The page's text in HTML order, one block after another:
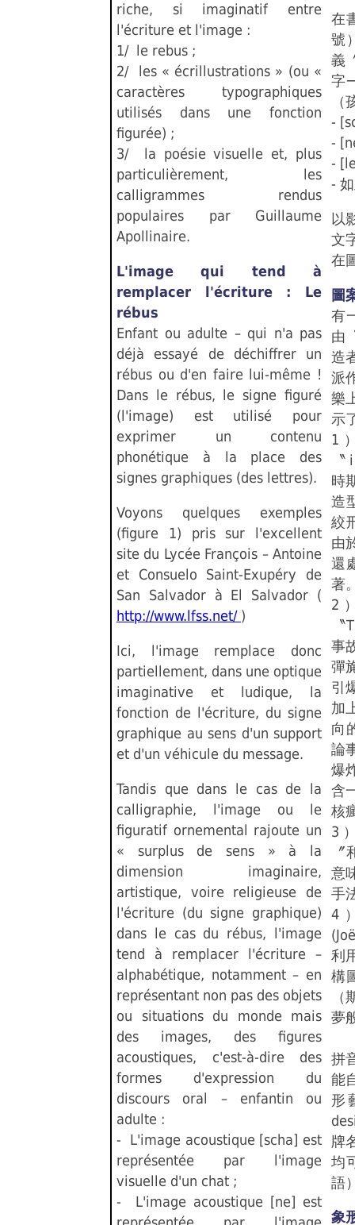
riche, si imaginatif entre
l'écriture et l'image :
1/ le rebus ;
2/ les « écrillustrations » (ou «
caractères typographiques
utilisés dans une fonction
figurée) ;
3/ la poésie visuelle et, plus
particulièrement, les
calligrammes rendus
populaires par Guillaume
Apollinaire.
L'image qui tend à
remplacer l'écriture : Le
rébus
Enfant ou adulte – qui n'a pas
déjà essayé de déchiffrer un
rébus ou d'en faire lui-même !
Dans le rébus, le signe figuré
(l'image) est utilisé pour
exprimer un contenu
phonétique à la place des
signes graphiques (des lettres).
Voyons quelques exemples
(figure 1) pris sur l'excellent
site du Lycée François – Antoine
et Consuelo Saint-Exupéry de
San Salvador à El Salvador (
http://www.lfss.net/ )
Ici, l'image remplace donc
partiellement, dans une optique
imaginative et ludique, la
fonction de l'écriture, du signe
graphique au sens d'un support
et d'un véhicule du message.
Tandis que dans le cas de la
calligraphie, l'image ou le
figuratif ornemental rajoute un
« surplus de sens » à la
dimension imaginaire,
artistique, voire religieuse de
l'écriture (du signe graphique)
dans le cas du rébus, l'image
tend à remplacer l'écriture –
alphabétique, notamment – en
représentant non pas des objets
ou situations du monde mais
des images, des figures
acoustiques, c'est-à-dire des
formes d'expression du
discours oral – enfantin ou
adulte :
- L'image acoustique [scha] est
représentée par l'image
visuelle d'un chat ;
- L'image acoustique [ne] est
在
號
義
字
-
-
-
-
以
文
在
圖
有
由
造
派
樂
示
1
時
造
絞
由
還
著
2
事
彈
引
加
向
論
爆
含
核
3
意
手
4
利
構
夢
拼
能
形
牌
均
語
象